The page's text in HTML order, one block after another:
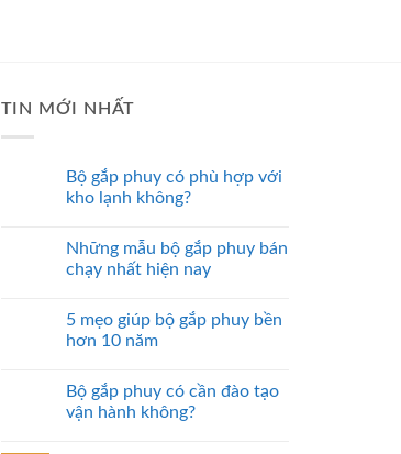
TIN MỚI NHẤT
Bộ gắp phuy có phù hợp với
kho lạnh không?
Những mẫu bộ gắp phuy bán
chạy nhất hiện nay
5 mẹo giúp bộ gắp phuy bền
hơn 10 năm
Bộ gắp phuy có cần đào tạo
vận hành không?